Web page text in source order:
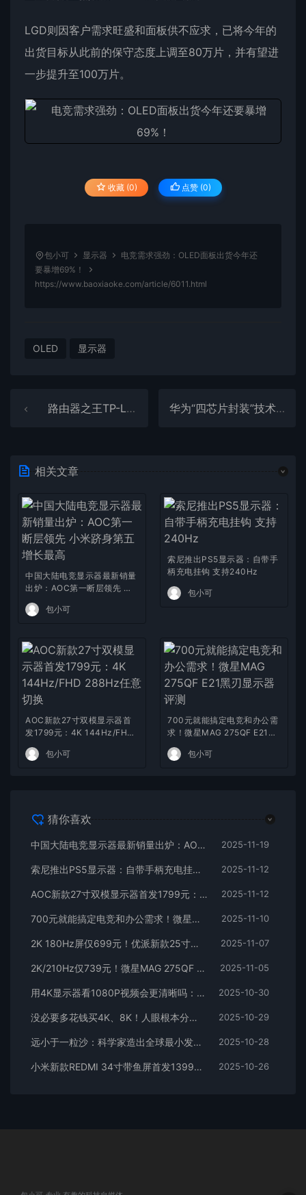
LGD则因客户需求旺盛和面板供不应求，已将今年的
出货目标从此前的保守态度上调至80万片，并有望进
一步提升至100万片。
收藏 (0) 点赞 (0)
包小可 显示器
电竞需求强劲：OLED面板出货今年还
要暴增69%！
https://www.baoxiaoke.com/article/6011.html
OLED 显示器
路由器之王TP-Link突然大裁员：补偿N+3 华为“四芯片封装”技术新专利曝光：或可挑战台积电
相关文章
中国大陆电竞显示器最新销量
出炉：AOC第一断层领先 小
米跻身第五增长最高
包小可
索尼推出PS5显示器：自带手
柄充电挂钩 支持240Hz
包小可
AOC新款27寸双模显示器首
发1799元：4K 144Hz/FHD
288Hz任意切换
包小可
700元就能搞定电竞和办公需
求！微星MAG 275QF E21黑
刃显示器评测
包小可
猜你喜欢
中国大陆电竞显示器最新销量出炉：AOC第一断层领先 小米跻身第五增长最高 2025-11-19
索尼推出PS5显示器：自带手柄充电挂钩 支持240Hz 2025-11-12
AOC新款27寸双模显示器首发1799元：4K 144Hz/FHD 288Hz任意切换 2025-11-12
700元就能搞定电竞和办公需求！微星MAG 275QF E21黑刃显示器评测 2025-11-10
2K 180Hz屏仅699元！优派新款25寸显示器上市 2025-11-07
2K/210Hz仅739元！微星MAG 275QF E21显示器图赏 2025-11-05
用4K显示器看1080P视频会更清晰吗：看完秒懂 2025-10-30
没必要多花钱买4K、8K！人眼根本分不清：2K已足够 2025-10-29
远小于一粒沙：科学家造出全球最小发光像素！1mm就能实现1080p 2025-10-28
小米新款REDMI 34寸带鱼屏首发1399元：180Hz高刷 支持小米青山护眼 2025-10-26